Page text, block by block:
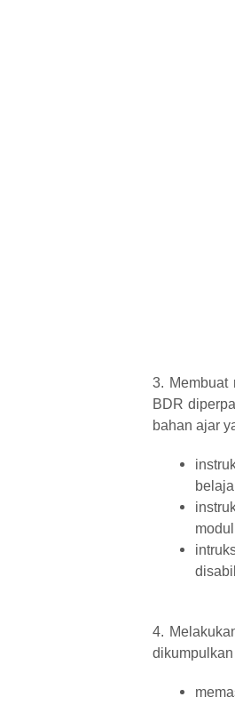
3. Membuat
BDR
bahan ajar
4.